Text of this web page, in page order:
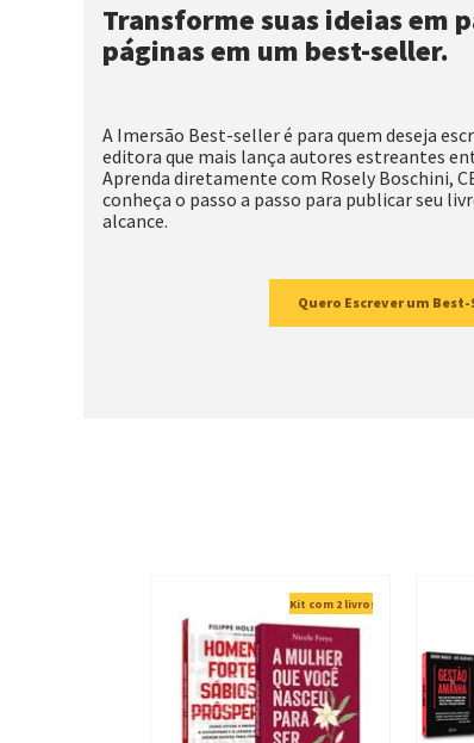
Transforme suas ideias em
páginas em um best-seller.
A Imersão Best-seller é para quem deseja
editora que mais lança autores estreantes
Aprenda diretamente com Rosely Boschini,
conheça o passo a passo para publicar seu
alcance.
Quero Escrever um
Kit com 2 livros